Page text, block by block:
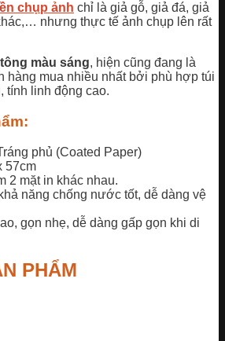
chụp ảnh chỉ là giả gỗ, giả đá, giả
nhưng thực tế ảnh chụp lên rất
màu sáng, hiện cũng đang là
hàng mua nhiều nhất bởi phù hợp túi
tính linh động cao.
phủ (Coated Paper)
57cm
2 mặt in khác nhau.
năng chống nước tốt, dễ dàng vệ
gọn nhẹ, dễ dàng gấp gọn khi di
PHẨM